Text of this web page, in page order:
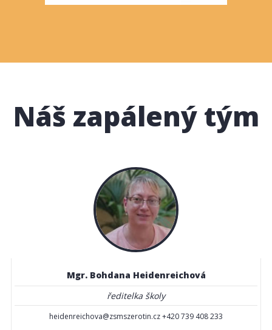
Náš zapálený tým
Mgr. Bohdana Heidenreichová
ředitelka školy
heidenreichova@zsmszerotin.cz +420 739 408 233